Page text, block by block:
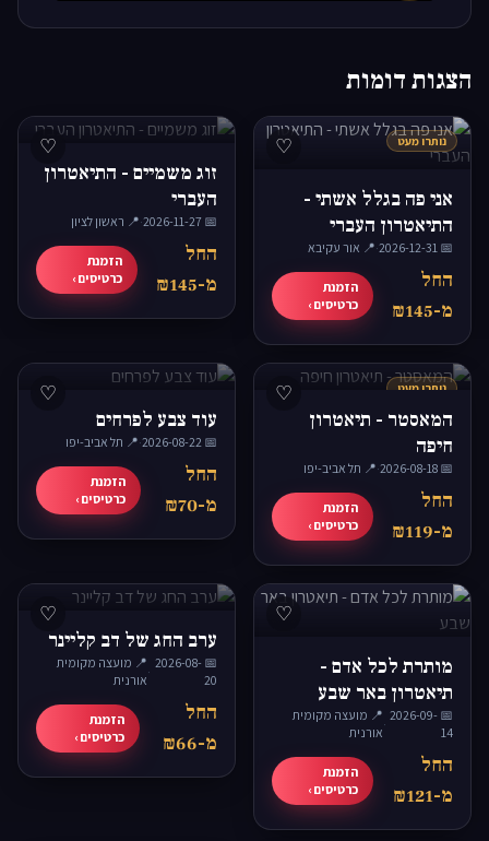
▶
הצגות דומות
♡ נותרו מעט
אני פה בגלל אשתי -
התיאטרון העברי
📅 2026-12-31
·📍 אור עקיבא
החל
מ-₪145
הזמנת
כרטיסים ›
♡
זוג משמיים - התיאטרון
העברי
📅 2026-11-27
·📍 ראשון לציון
החל
מ-₪145
הזמנת
כרטיסים ›
♡ נותרו מעט
המאסטר - תיאטרון
חיפה
📅 2026-08-18
·📍 תל אביב-יפו
החל
מ-₪119
הזמנת
כרטיסים ›
♡
עוד צבע לפרחים
📅 2026-08-22
·📍 תל אביב-יפו
החל
מ-₪70
הזמנת
כרטיסים ›
♡
מותרת לכל אדם -
תיאטרון באר שבע
📅 2026-09-
14
·
📍 מועצה מקומית
אורנית
החל
מ-₪121
הזמנת
כרטיסים ›
♡
ערב החג של דב קליינר
📅 2026-08-
20
·
📍 מועצה מקומית
אורנית
החל
מ-₪66
הזמנת
כרטיסים ›